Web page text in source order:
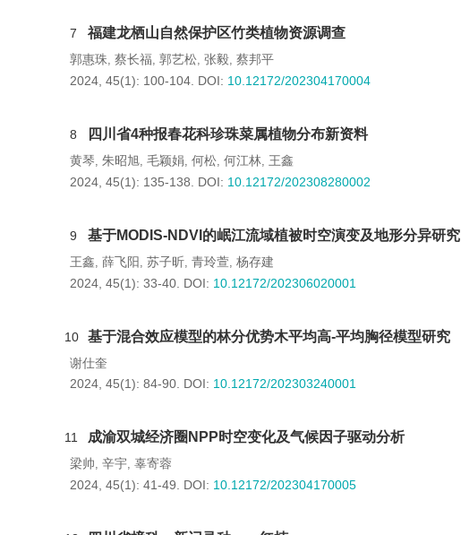
7 福建龙栖山自然保护区竹类植物资源调查
郭惠珠, 蔡长福, 郭艺松, 张毅, 蔡邦平
2024, 45(1): 100-104. DOI: 10.12172/202304170004
8 四川省4种报春花科珍珠菜属植物分布新资料
黄琴, 朱昭旭, 毛颖娟, 何松, 何江林, 王鑫
2024, 45(1): 135-138.
DOI: 10.12172/202308280002
9 基于MODIS-NDVI的岷江流域植被时空演变及地形分异研究
王鑫, 薛飞阳, 苏子昕, 青玲萱, 杨存建
2024, 45(1): 33-40. DOI: 10.12172/202306020001
10 基于混合效应模型的林分优势木平均高-平均胸径模型研究
谢仕奎
2024, 45(1): 84-90. DOI: 10.12172/202303240001
11 成渝双城经济圈NPP时空变化及气候因子驱动分析
梁帅, 辛宇, 辜寄蓉
2024, 45(1): 41-49.
DOI: 10.12172/202304170005